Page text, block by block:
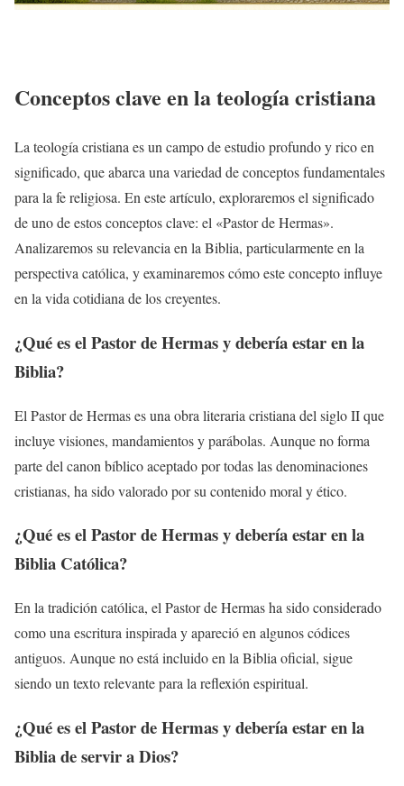
Conceptos clave en la teología cristiana
La teología cristiana es un campo de estudio profundo y rico en
significado, que abarca una variedad de conceptos fundamentales
para la fe religiosa. En este artículo, exploraremos el significado
de uno de estos conceptos clave: el «Pastor de Hermas».
Analizaremos su relevancia en la Biblia, particularmente en la
perspectiva católica, y examinaremos cómo este concepto influye
en la vida cotidiana de los creyentes.
¿Qué es el Pastor de Hermas y debería estar en la
Biblia?
El Pastor de Hermas es una obra literaria cristiana del siglo II que
incluye visiones, mandamientos y parábolas. Aunque no forma
parte del canon bíblico aceptado por todas las denominaciones
cristianas, ha sido valorado por su contenido moral y ético.
¿Qué es el Pastor de Hermas y debería estar en la
Biblia Católica?
En la tradición católica, el Pastor de Hermas ha sido considerado
como una escritura inspirada y apareció en algunos códices
antiguos. Aunque no está incluido en la Biblia oficial, sigue
siendo un texto relevante para la reflexión espiritual.
¿Qué es el Pastor de Hermas y debería estar en la
Biblia de servir a Dios?